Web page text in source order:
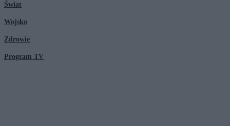
Świat
Wojsko
Zdrowie
Program TV